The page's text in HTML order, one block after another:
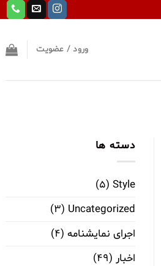
ورود / عضویت
دسته ها
Style (۵)
Uncategorized (۳)
اجرای نمایشنامه (۴)
اخبار (۴۹)